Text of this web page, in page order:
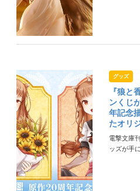
グッズ
『狼と
ンくじ
年記念
たオリ
電撃文庫
ッズが手